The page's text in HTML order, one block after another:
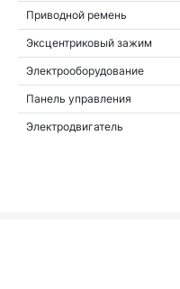
Приводной ремень
Эксцентриковый зажим
Электрооборудование
Панель управления
Электродвигатель